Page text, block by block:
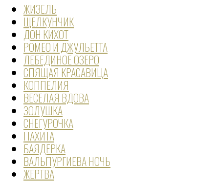
ЖИЗЕЛЬ
ЩЕЛКУНЧИК
ДОН КИХОТ
РОМЕО И ДЖУЛЬЕТТА
ЛЕБЕДИНОЕ ОЗЕРО
СПЯЩАЯ КРАСАВИЦА
КОППЕЛИЯ
ВЕСЕЛАЯ ВДОВА
ЗОЛУШКА
СНЕГУРОЧКА
ПАХИТА
БАЯДЕРКА
ВАЛЬПУРГИЕВА НОЧЬ
ЖЕРТВА